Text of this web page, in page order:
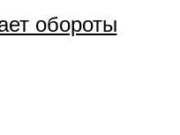
обороты